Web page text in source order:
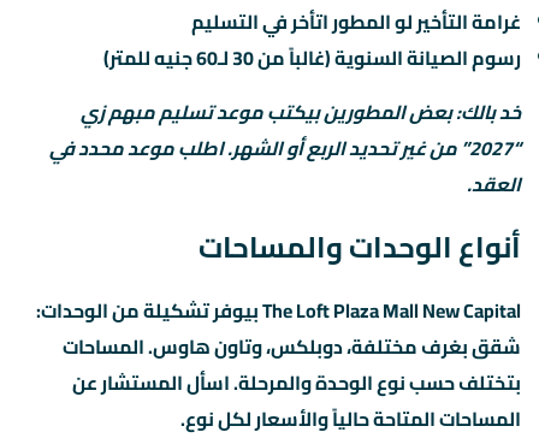
غرامة التأخير لو المطور اتأخر في التسليم
رسوم الصيانة السنوية (غالباً من 30 لـ60 جنيه للمتر)
خد بالك: بعض المطورين بيكتب موعد تسليم مبهم زي
“2027” من غير تحديد الربع أو الشهر. اطلب موعد محدد في
العقد.
أنواع الوحدات والمساحات
The Loft Plaza Mall New Capital بيوفر تشكيلة من الوحدات:
شقق بغرف مختلفة، دوبلكس، وتاون هاوس. المساحات
بتختلف حسب نوع الوحدة والمرحلة. اسأل المستشار عن
المساحات المتاحة حالياً والأسعار لكل نوع.